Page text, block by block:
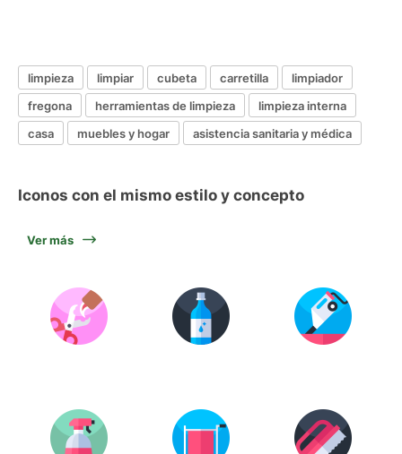
limpieza limpiar cubeta carretilla
limpiador
fregona
herramientas de limpieza
limpieza interna
casa
muebles y hogar asistencia sanitaria y médica
Iconos con el mismo estilo y concepto
Ver más